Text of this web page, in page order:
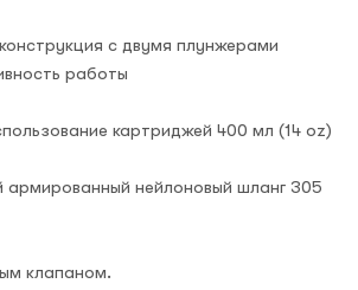
с двумя плунжерами
работы
картриджей 400 мл (14 oz)
армированный нейлоновый шланг 305
клапаном.